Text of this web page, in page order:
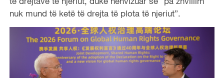
nuk mund të ketë të drejta të plota të njeriut”.